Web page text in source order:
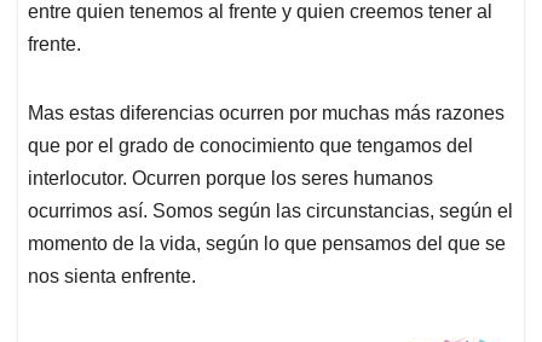
entre quien tenemos al frente y quien creemos tener al
frente.
Mas estas diferencias ocurren por muchas más razones
que por el grado de conocimiento que tengamos del
interlocutor. Ocurren porque los seres humanos
ocurrimos así. Somos según las circunstancias, según el
momento de la vida, según lo que pensamos del que se
nos sienta enfrente.